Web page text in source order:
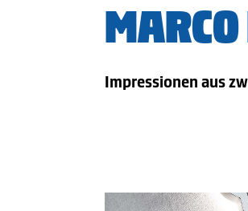
MARCO
Impressionen aus